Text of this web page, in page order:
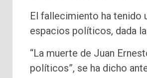
El fallecimiento ha tenido
espacios políticos, dada
“La muerte de Juan
políticos”, se ha dicho